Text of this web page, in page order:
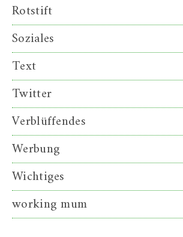
Rotstift
Soziales
Text
Twitter
Verblüffendes
Werbung
Wichtiges
working mum